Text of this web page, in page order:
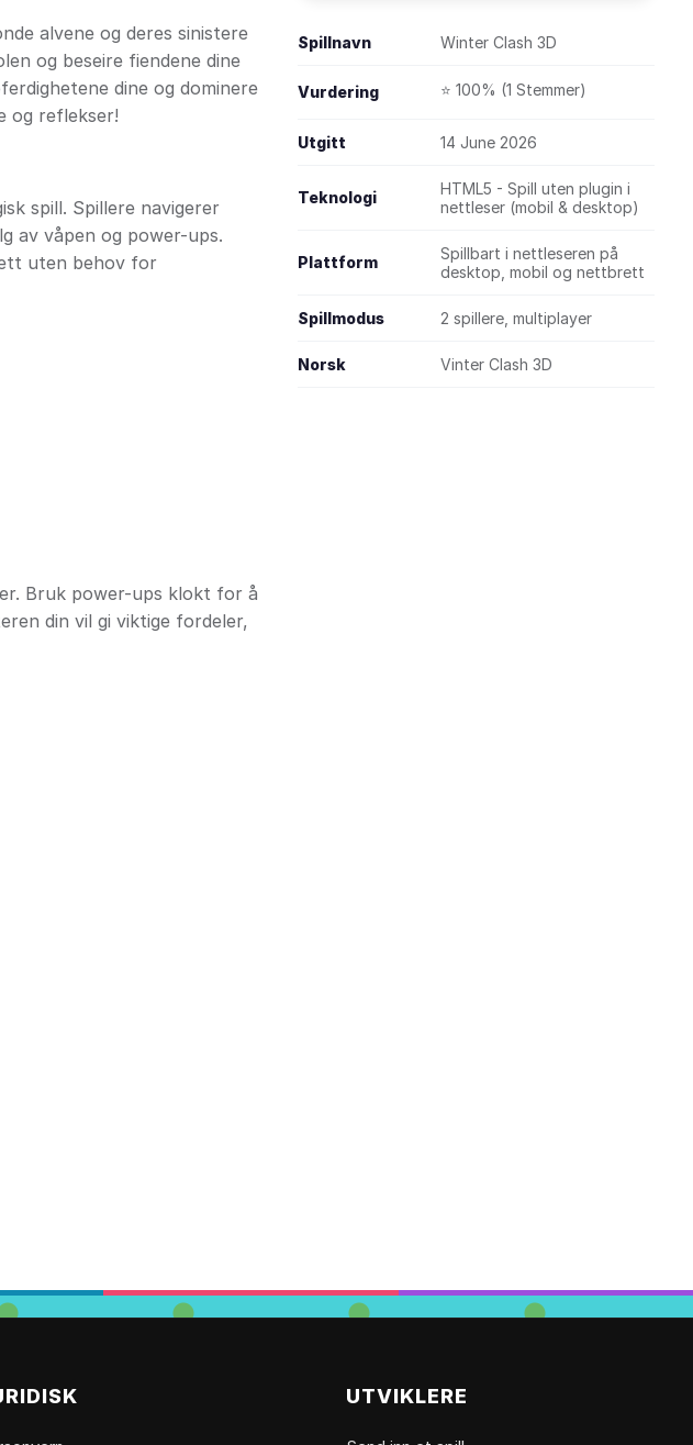
alvene og deres sinistere
og beseire fiendene dine
dine og dominere
og reflekser!
spill. Spillere navigerer
av våpen og power-ups.
uten behov for
Bruk power-ups klokt for å
din vil gi viktige fordeler,
Spillnavn Winter Clash 3D
Vurdering ⭐ 100% (1 Stemmer)
Utgitt 14 June 2026
Teknologi
HTML5 - Spill uten plugin i
nettleser (mobil & desktop)
Plattform
Spillbart i nettleseren på
desktop, mobil og nettbrett
Spillmodus 2 spillere, multiplayer
Norsk Vinter Clash 3D
UTVIKLERE